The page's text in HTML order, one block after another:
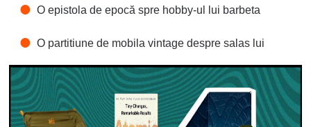
O epistola de epocă spre hobby-ul lui barbeta
O partitiune de mobila vintage despre salas lui